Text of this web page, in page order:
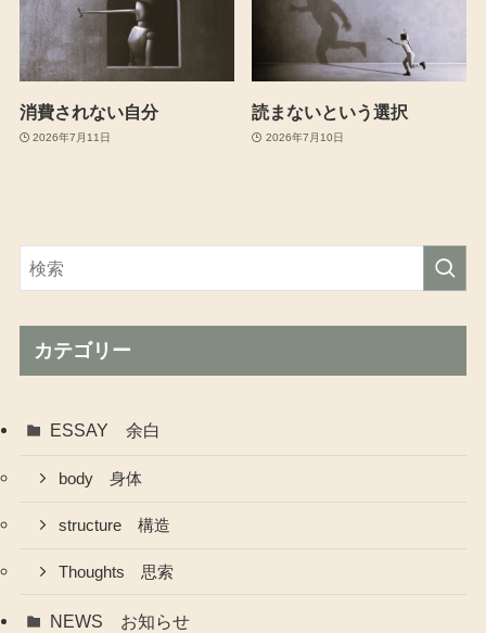
消費されない自分
2026年7月11日
読まないという選択
2026年7月10日
カテゴリー
ESSAY 余白
body 身体
structure 構造
Thoughts 思索
NEWS お知らせ